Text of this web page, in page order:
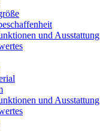
und Ausstattung
und Ausstattung